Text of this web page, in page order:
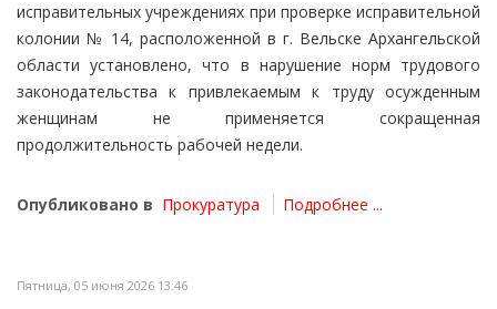
исправительных учреждениях при проверке исправительной
колонии № 14, расположенной в г. Вельске Архангельской
области установлено, что в нарушение норм трудового
законодательства к привлекаемым к труду осужденным
женщинам не применяется сокращенная
продолжительность рабочей недели.
Опубликовано в Прокуратура Подробнее ...
Пятница, 05 июня 2026 13:46